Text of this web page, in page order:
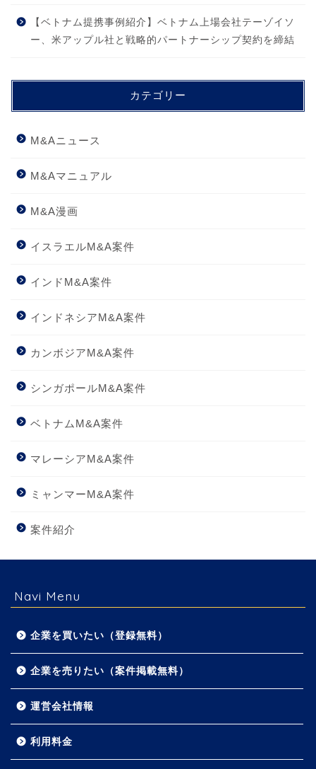
【ベトナム提携事例紹介】ベトナム上場会社テーゾイソ
ー、米アップル社と戦略的パートナーシップ契約を締結
カテゴリー
M&Aニュース
M&Aマニュアル
M&A漫画
イスラエルM&A案件
インドM&A案件
インドネシアM&A案件
カンボジアM&A案件
シンガポールM&A案件
ベトナムM&A案件
マレーシアM&A案件
ミャンマーM&A案件
案件紹介
Navi Menu
企業を買いたい（登録無料）
企業を売りたい（案件掲載無料）
運営会社情報
利用料金